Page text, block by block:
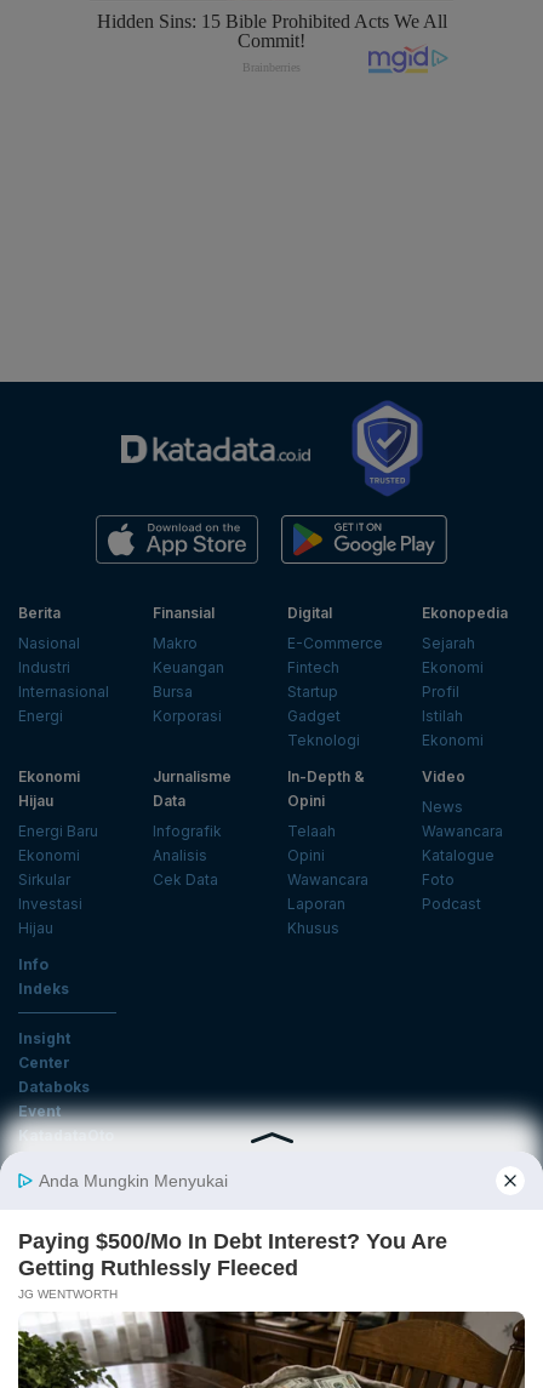
Berita
Nasional
Industri
Internasional
Energi
Finansial
Makro
Keuangan
Bursa
Korporasi
Digital
E-Commerce
Fintech
Startup
Gadget
Teknologi
Ekonopedia
Sejarah
Ekonomi
Profil
Istilah
Ekonomi
Ekonomi
Hijau
Energi Baru
Ekonomi
Sirkular
Investasi
Hijau
Jurnalisme
Data
Infografik
Analisis
Cek Data
In-Depth &
Opini
Telaah
Opini
Wawancara
Laporan
Khusus
Video
News
Wawancara
Katalogue
Foto
Podcast
Info
Indeks
Insight
Center
Databoks
Event
KatadataOto
Email